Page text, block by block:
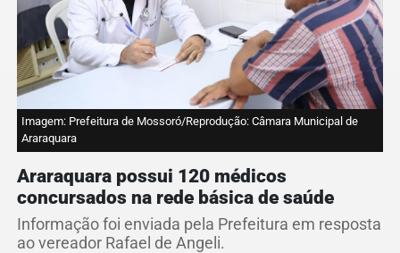
Imagem: Prefeitura de Mossoró/Reprodução: Câmara Municipal de
Araraquara
Araraquara possui 120 médicos
concursados na rede básica de saúde
Informação foi enviada pela Prefeitura em resposta
ao vereador Rafael de Angeli.